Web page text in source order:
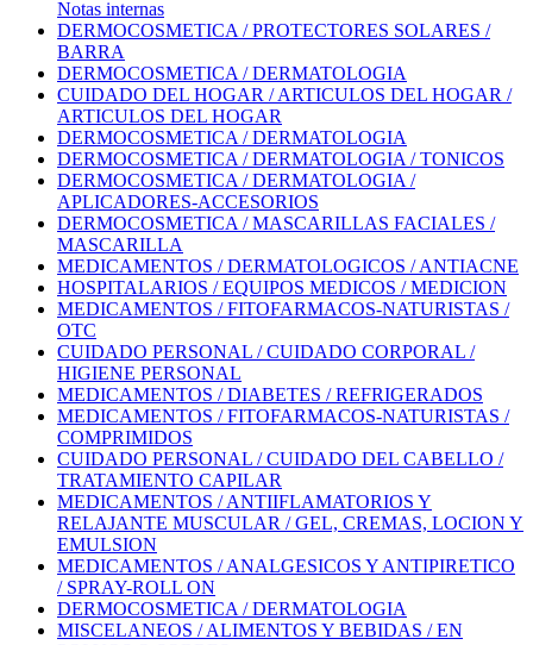
Notas internas
DERMOCOSMETICA / PROTECTORES SOLARES /
BARRA
DERMOCOSMETICA / DERMATOLOGIA
CUIDADO DEL HOGAR / ARTICULOS DEL HOGAR /
ARTICULOS DEL HOGAR
DERMOCOSMETICA / DERMATOLOGIA
DERMOCOSMETICA / DERMATOLOGIA / TONICOS
DERMOCOSMETICA / DERMATOLOGIA /
APLICADORES-ACCESORIOS
DERMOCOSMETICA / MASCARILLAS FACIALES /
MASCARILLA
MEDICAMENTOS / DERMATOLOGICOS / ANTIACNE
HOSPITALARIOS / EQUIPOS MEDICOS / MEDICION
MEDICAMENTOS / FITOFARMACOS-NATURISTAS /
OTC
CUIDADO PERSONAL / CUIDADO CORPORAL /
HIGIENE PERSONAL
MEDICAMENTOS / DIABETES / REFRIGERADOS
MEDICAMENTOS / FITOFARMACOS-NATURISTAS /
COMPRIMIDOS
CUIDADO PERSONAL / CUIDADO DEL CABELLO /
TRATAMIENTO CAPILAR
MEDICAMENTOS / ANTIIFLAMATORIOS Y
RELAJANTE MUSCULAR / GEL, CREMAS, LOCION Y
EMULSION
MEDICAMENTOS / ANALGESICOS Y ANTIPIRETICO
/ SPRAY-ROLL ON
DERMOCOSMETICA / DERMATOLOGIA
MISCELANEOS / ALIMENTOS Y BEBIDAS / EN